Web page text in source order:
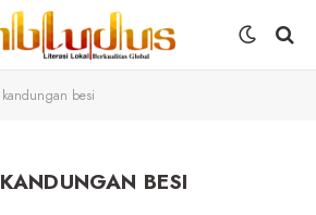
kandungan besi
KANDUNGAN BESI